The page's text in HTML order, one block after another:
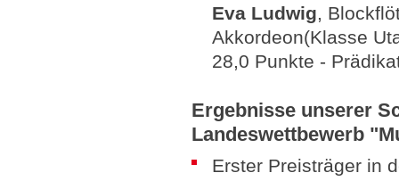
Eva Ludwig,
Akkordeon(Klasse
28,0 Punkte -
Ergebnisse unserer
Landeswettbewerb
Erster Preisträger in